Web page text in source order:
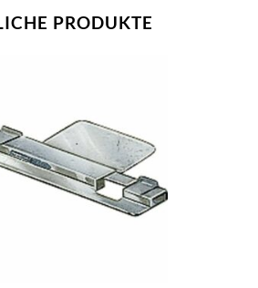
PRODUKTE